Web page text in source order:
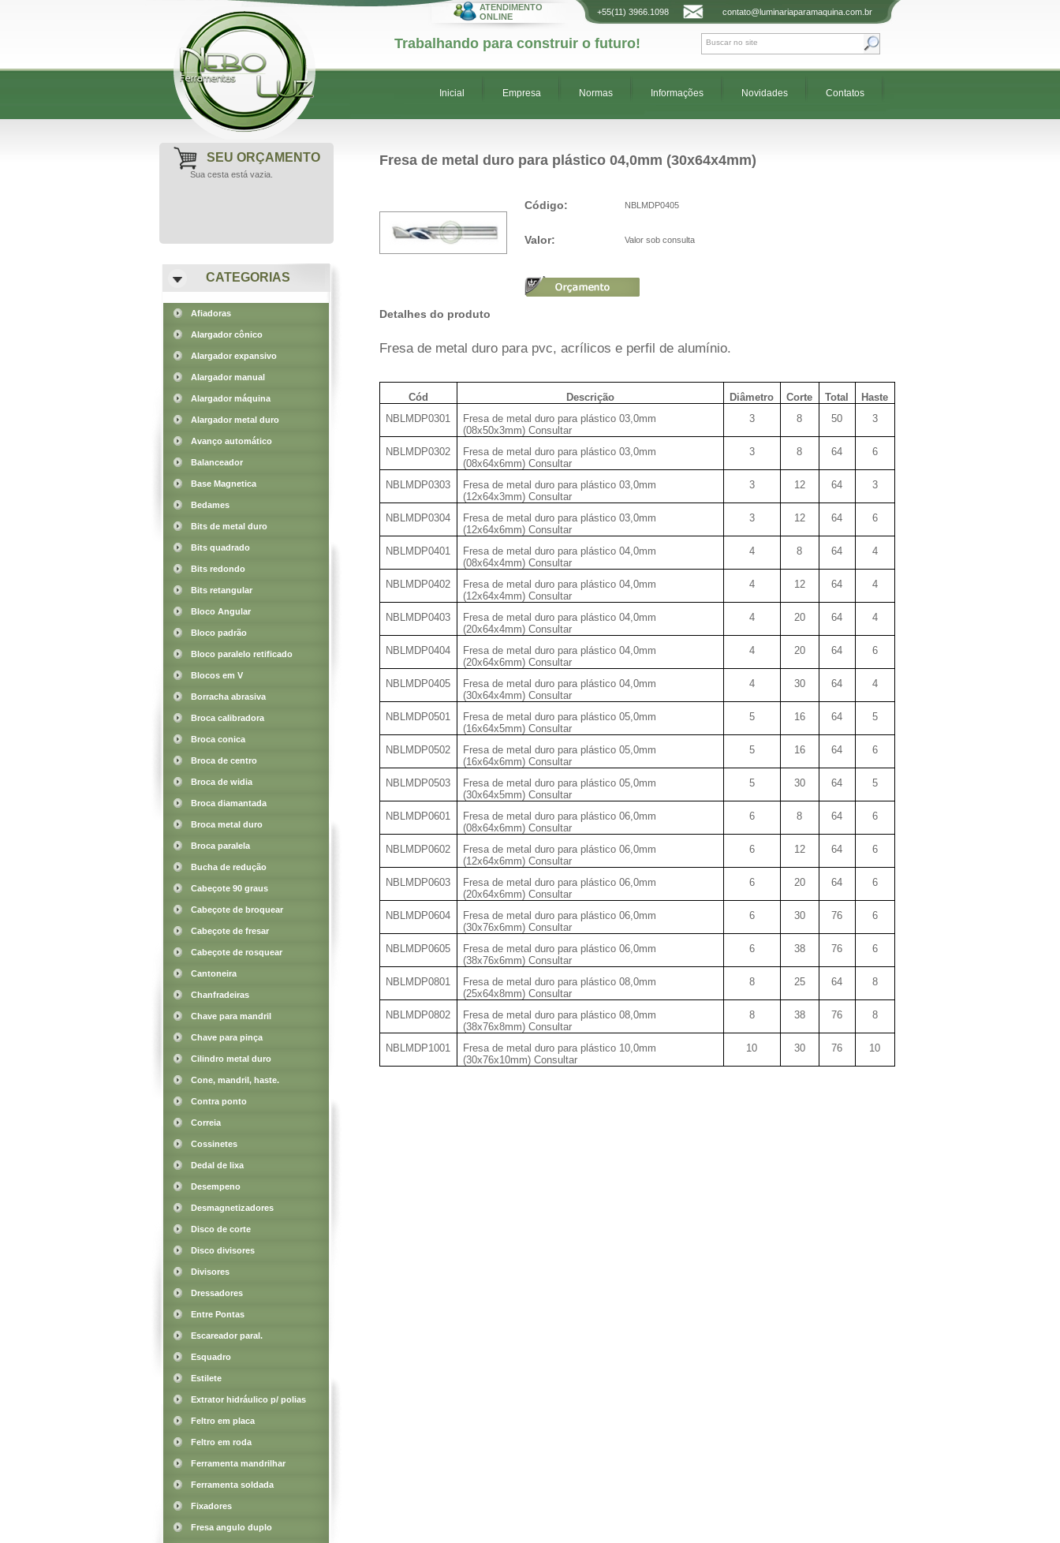
ATENDIMENTO
ONLINE
+55(11) 3966.1098 contato@luminariaparamaquina.com.br
Trabalhando para construir o futuro!
Inicial Empresa Normas Informações Novidades Contatos
Fresa de metal duro para plástico 04,0mm (30x64x4mm)
Código: NBLMDP0405
Valor: Valor sob consulta
Detalhes do produto
Fresa de metal duro para pvc, acrílicos e perfil de alumínio.
Cód Descrição Diâmetro Corte Total
Haste
NBLMDP0301
Fresa de metal duro para plástico 03,0mm
(08x50x3mm) Consultar
3 8 50 3
NBLMDP0302
Fresa de metal duro para plástico 03,0mm
(08x64x6mm) Consultar
3 8 64 6
NBLMDP0303
Fresa de metal duro para plástico 03,0mm
(12x64x3mm) Consultar
3 12 64 3
NBLMDP0304
Fresa de metal duro para plástico 03,0mm
(12x64x6mm) Consultar
3 12 64 6
NBLMDP0401
Fresa de metal duro para plástico 04,0mm
(08x64x4mm) Consultar
4 8 64 4
NBLMDP0402
Fresa de metal duro para plástico 04,0mm
(12x64x4mm) Consultar
4 12 64 4
NBLMDP0403
Fresa de metal duro para plástico 04,0mm
(20x64x4mm) Consultar
4 20 64 4
NBLMDP0404
Fresa de metal duro para plástico 04,0mm
(20x64x6mm) Consultar
4 20 64 6
NBLMDP0405
Fresa de metal duro para plástico 04,0mm
(30x64x4mm) Consultar
4 30 64 4
NBLMDP0501
Fresa de metal duro para plástico 05,0mm
(16x64x5mm) Consultar
5 16 64 5
NBLMDP0502
Fresa de metal duro para plástico 05,0mm
(16x64x6mm) Consultar
5 16 64 6
NBLMDP0503
Fresa de metal duro para plástico 05,0mm
(30x64x5mm) Consultar
5 30 64 5
NBLMDP0601
Fresa de metal duro para plástico 06,0mm
(08x64x6mm) Consultar
6 8 64 6
NBLMDP0602
Fresa de metal duro para plástico 06,0mm
(12x64x6mm) Consultar
6 12 64 6
NBLMDP0603
Fresa de metal duro para plástico 06,0mm
(20x64x6mm) Consultar
6 20 64 6
NBLMDP0604
Fresa de metal duro para plástico 06,0mm
(30x76x6mm) Consultar
6 30 76 6
NBLMDP0605
Fresa de metal duro para plástico 06,0mm
(38x76x6mm) Consultar
6 38 76 6
NBLMDP0801
Fresa de metal duro para plástico 08,0mm
(25x64x8mm) Consultar
8 25 64 8
NBLMDP0802
Fresa de metal duro para plástico 08,0mm
(38x76x8mm) Consultar
8 38 76 8
NBLMDP1001
Fresa de metal duro para plástico 10,0mm
(30x76x10mm) Consultar
10 30 76 10
SEU ORÇAMENTO
Sua cesta está vazia.
CATEGORIAS
Afiadoras
Alargador cônico
Alargador expansivo
Alargador manual
Alargador máquina
Alargador metal duro
Avanço automático
Balanceador
Base Magnetica
Bedames
Bits de metal duro
Bits quadrado
Bits redondo
Bits retangular
Bloco Angular
Bloco padrão
Bloco paralelo retificado
Blocos em V
Borracha abrasiva
Broca calibradora
Broca conica
Broca de centro
Broca de widia
Broca diamantada
Broca metal duro
Broca paralela
Bucha de redução
Cabeçote 90 graus
Cabeçote de broquear
Cabeçote de fresar
Cabeçote de rosquear
Cantoneira
Chanfradeiras
Chave para mandril
Chave para pinça
Cilindro metal duro
Cone, mandril, haste.
Contra ponto
Correia
Cossinetes
Dedal de lixa
Desempeno
Desmagnetizadores
Disco de corte
Disco divisores
Divisores
Dressadores
Entre Pontas
Escareador paral.
Esquadro
Estilete
Extrator hidráulico p/ polias
Feltro em placa
Feltro em roda
Ferramenta mandrilhar
Ferramenta soldada
Fixadores
Fresa angulo duplo